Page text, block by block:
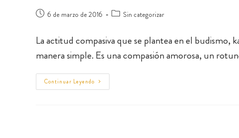
6 de marzo de 2016 Sin categorizar
La actitud compasiva que se plantea en el
manera simple. Es una compasión amorosa, un
Continuar Leyendo